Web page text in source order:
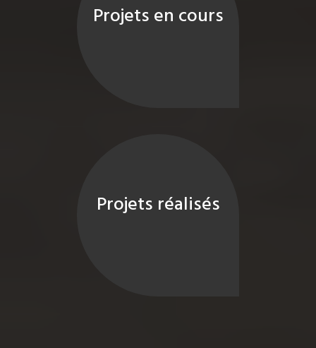
Projets en cours
Projets réalisés